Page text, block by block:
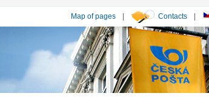
Map of pages | Contacts |